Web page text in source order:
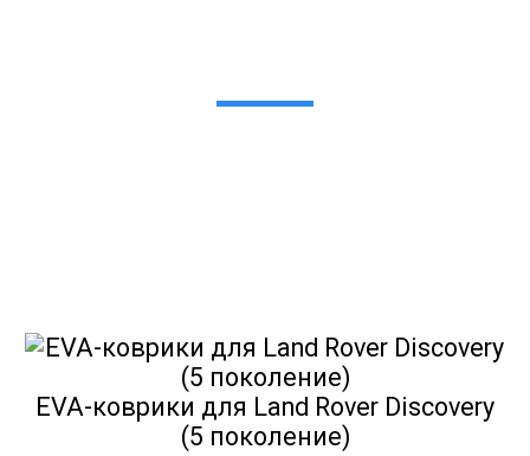
EVA-коврики для Land Rover Discovery
(5 поколение)